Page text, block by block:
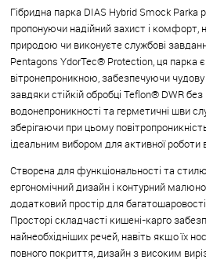
Гібридна парка DIAS Hybrid Smock Parka
пропонуючи надійний захист і комфорт,
природою чи виконуєте службові
Pentagons YdorTec® Protection, ця
вітронепроникною, забезпечуючи
завдяки стійкій обробці Teflon® DWR
водонепроникності та герметичні шви
зберігаючи при цьому
ідеальним вибором для активної роботи
Створена для функціональності та
ергономічний дизайн і контурний
додатковий простір для
Просторі складчасті кишені-карго
найнеобхідніших речей, навіть якщо їх
повного покриття, дизайн з високим